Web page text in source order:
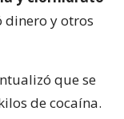
dinero y otros
que se
de cocaína.